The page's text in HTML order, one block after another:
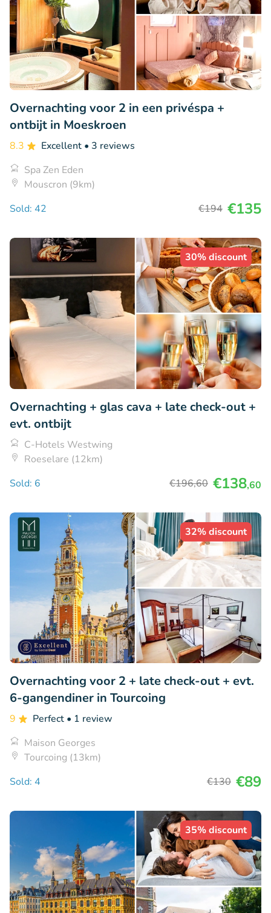
Overnachting voor 2 in een privéspa +
ontbijt in Moeskroen
8.3 Excellent • 3 reviews
Spa Zen Eden
Mouscron (9km)
Sold: 42
€194 €135
30% discount
Overnachting + glas cava + late check-out +
evt. ontbijt
C-Hotels Westwing
Roeselare (12km)
Sold: 6
€196,60 €138,60
32% discount
Overnachting voor 2 + late check-out + evt.
6-gangendiner in Tourcoing
9 Perfect • 1 review
Maison Georges
Tourcoing (13km)
Sold: 4
€130 €89
35% discount